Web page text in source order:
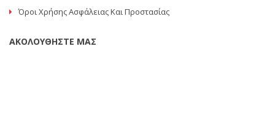
Όροι Χρήσης Ασφάλειας Και Προστασίας
ΑΚΟΛΟΥΘΗΣΤΕ ΜΑΣ